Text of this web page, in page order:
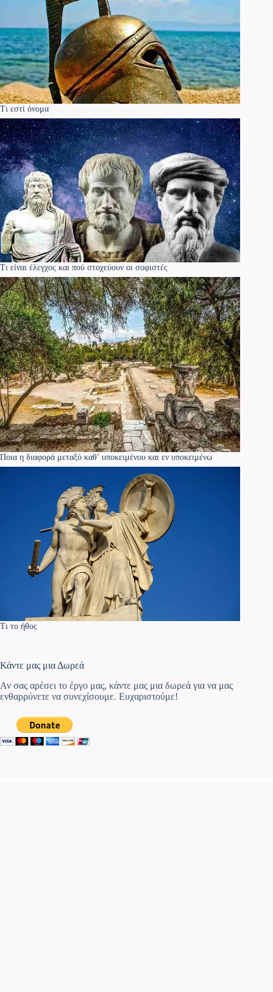
Τι εστί όνομα
Τι είναι έλεγχος και πού στοχεύουν οι σοφιστές
Ποια η διαφορά μεταξύ καθ’ υποκειμένου και εν υποκειμένω
Τι το ήθος
Κάντε μας μια Δωρεά
Αν σας αρέσει το έργο μας, κάντε μας μια δωρεά για να μας
ενθαρρύνετε να συνεχίσουμε. Ευχαριστούμε!